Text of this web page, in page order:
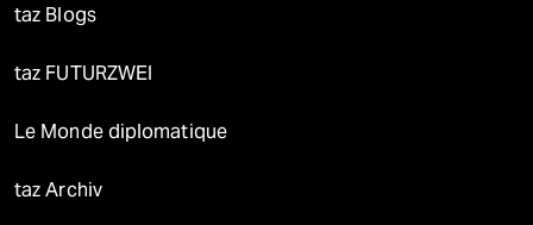
taz Blogs
taz FUTURZWEI
Le Monde diplomatique
taz Archiv